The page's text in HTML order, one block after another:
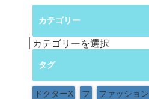
カテゴリー
カ
リ
ー
タグ
ドクターX フ ファッション